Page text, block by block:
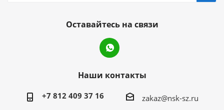
Оставайтесь на связи
Наши контакты
+7 812 409 37 16 zakaz@nsk-sz.ru